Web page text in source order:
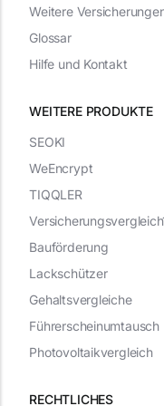
WEITERE PRODUKTE
RECHTLICHES
Weitere
Glossar
Hilfe und Kontakt
SEOKI
WeEncrypt
TIQQLER
Bauförderung
Lackschützer
Gehaltsvergleiche
Führerscheinumtausch
Photovoltaikvergleich